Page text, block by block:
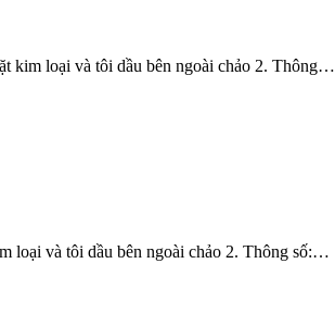
kim loại và tôi dầu bên ngoài chảo 2. Thông…
loại và tôi dầu bên ngoài chảo 2. Thông số:…